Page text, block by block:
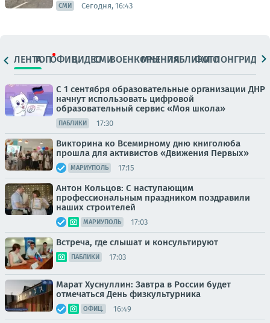
СМИ Сегодня, 16:43
ЛЕНТАТОПОФИЦ.ВИДЕОСМИВОЕНКОРЫМНЕНИЯПАБЛИКИ
ФОТОЛОНГРИДЫ
С 1 сентября образовательные организации ДНР
начнут использовать цифровой
образовательный сервис «Моя школа»
ПАБЛИКИ 17:30
Викторина ко Всемирному дню книголюба
прошла для активистов «Движения Первых»
МАРИУПОЛЬ 17:15
Антон Кольцов: С наступающим
профессиональным праздником поздравили
наших строителей
МАРИУПОЛЬ 17:03
Встреча, где слышат и консультируют
ПАБЛИКИ 17:03
Марат Хуснуллин: Завтра в России будет
отмечаться День физкультурника
ОФИЦ. 16:49